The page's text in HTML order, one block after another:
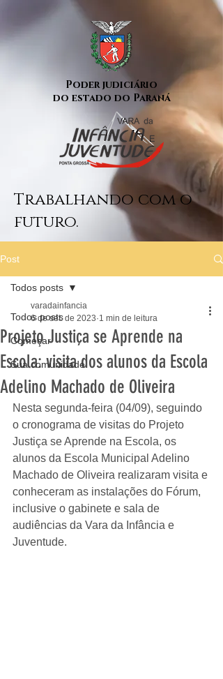
Poder judiciário
do estado do Paraná
Trabalhando com o
futuro.
Post
Todos posts
Começar
Sua comunidade
Todos posts
Projeto Justiça se Aprende na
Escola: visita dos alunos da Escola
Adelino Machado de Oliveira
varadainfancia
6 de set. de 2023 1 min de leitura
Nesta segunda-feira (04/09), seguindo
o cronograma de visitas do Projeto
Justiça se Aprende na Escola, os
alunos da Escola Municipal Adelino
Machado de Oliveira realizaram visita e
conheceram as instalações do Fórum,
inclusive o gabinete e sala de
audiências da Vara da Infância e
Juventude.